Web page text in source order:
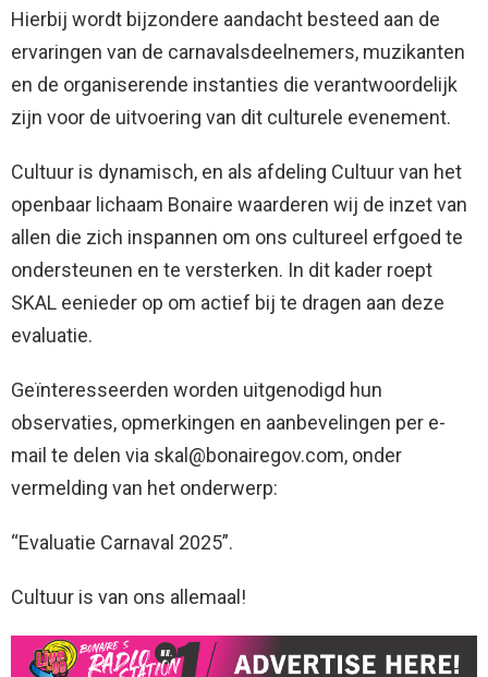
Hierbij wordt bijzondere aandacht besteed aan de
ervaringen van de carnavalsdeelnemers, muzikanten
en de organiserende instanties die verantwoordelijk
zijn voor de uitvoering van dit culturele evenement.
Cultuur is dynamisch, en als afdeling Cultuur van het
openbaar lichaam Bonaire waarderen wij de inzet van
allen die zich inspannen om ons cultureel erfgoed te
ondersteunen en te versterken. In dit kader roept
SKAL eenieder op om actief bij te dragen aan deze
evaluatie.
Geïnteresseerden worden uitgenodigd hun
observaties, opmerkingen en aanbevelingen per e-
mail te delen via skal@bonairegov.com, onder
vermelding van het onderwerp:
“Evaluatie Carnaval 2025”.
Cultuur is van ons allemaal!